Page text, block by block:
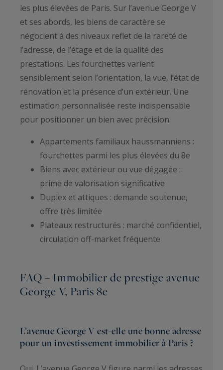
les plus élevées de Paris. Sur l’avenue George V
et ses abords, les biens de caractère se
négocient à des niveaux reflet de la rareté de
l’adresse, de l’étage et de la qualité des
prestations. Les fourchettes varient
sensiblement selon l’orientation, la vue, l’état de
rénovation et la présence d’un extérieur. Une
estimation personnalisée reste indispensable
pour positionner un bien avec précision.
Appartements familiaux haussmanniens :
fourchettes parmi les plus élevées du 8e
Biens avec extérieur ou vue dégagée :
prime de valorisation significative
Duplex et attiques : demande soutenue,
offre très limitée
Plateaux restructurés : marché confidentiel,
circulation off-market fréquente
FAQ – Immobilier de prestige avenue
George V, Paris 8e
L’avenue George V est-elle une bonne adresse
pour un investissement immobilier à Paris ?